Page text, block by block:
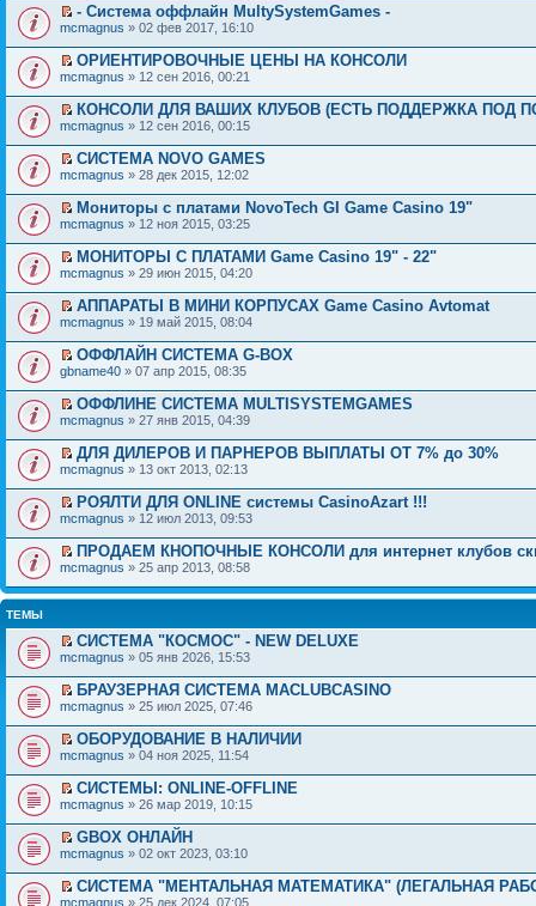
- Система оффлайн MultySystemGames -
mcmagnus » 02 фев 2017, 16:10
ОРИЕНТИРОВОЧНЫЕ ЦЕНЫ НА КОНСОЛИ
mcmagnus » 12 сен 2016, 00:21
КОНСОЛИ ДЛЯ ВАШИХ КЛУБОВ (ЕСТЬ ПОДДЕРЖКА ПОД
mcmagnus » 12 сен 2016, 00:15
СИСТЕМА NOVO GAMES
mcmagnus » 28 дек 2015, 12:02
Мониторы с платами NovoTech GI Game Casino 19"
mcmagnus » 12 ноя 2015, 03:25
МОНИТОРЫ С ПЛАТАМИ Game Casino 19" - 22"
mcmagnus » 29 июн 2015, 04:20
АППАРАТЫ В МИНИ КОРПУСАХ Game Casino Avtomat
mcmagnus » 19 май 2015, 08:04
ОФФЛАЙН СИСТЕМА G-BOX
gbname40 » 07 апр 2015, 08:35
ОФФЛИНЕ СИСТЕМА MULTISYSTEMGAMES
mcmagnus » 27 янв 2015, 04:39
ДЛЯ ДИЛЕРОВ И ПАРНЕРОВ ВЫПЛАТЫ ОТ 7% до 30%
mcmagnus » 13 окт 2013, 02:13
РОЯЛТИ ДЛЯ ONLINE системы CasinoAzart !!!
mcmagnus » 12 июл 2013, 09:53
ПРОДАЕМ КНОПОЧНЫЕ КОНСОЛИ для интернет клубов
mcmagnus » 25 апр 2013, 08:58
ТЕМЫ
СИСТЕМА "КОСМОС" - NEW DELUXE
mcmagnus » 05 янв 2026, 15:53
БРАУЗЕРНАЯ СИСТЕМА MACLUBCASINO
mcmagnus » 25 июл 2025, 07:46
ОБОРУДОВАНИЕ В НАЛИЧИИ
mcmagnus » 04 ноя 2025, 11:54
СИСТЕМЫ: ONLINE-OFFLINE
mcmagnus » 26 мар 2019, 10:15
GBOX ОНЛАЙН
mcmagnus » 02 окт 2023, 03:10
СИСТЕМА "МЕНТАЛЬНАЯ МАТЕМАТИКА" (ЛЕГАЛЬНАЯ
mcmagnus » 25 дек 2024, 07:05